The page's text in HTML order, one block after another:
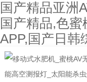
国产精品亚洲
国产精品,色
APP,国产日韩
网站首页
关于国产精品亚洲AV蜜
主营产品